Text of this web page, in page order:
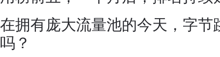
在拥有庞大流量池的今天，字节
吗？